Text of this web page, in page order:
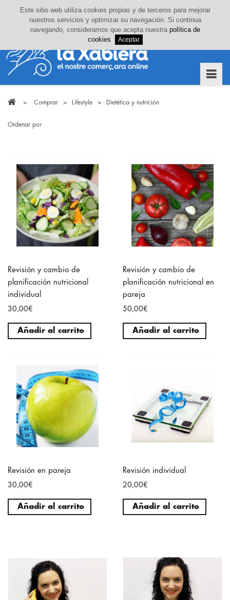
Iniciar sesión o crea tu cuenta
> Comprar > Lifestyle > Dietética y nutrición
Ordenar por
Revisión y cambio de
planificación nutricional
individual
30,00€
Añadir al carrito
Revisión y cambio de
planificación nutricional en
pareja
50,00€
Añadir al carrito
Revisión en pareja
30,00€
Añadir al carrito
Revisión individual
20,00€
Añadir al carrito
Este sitio web utiliza cookies propias y de terceros para mejorar
nuestros servicios y optimizar su navegación. Si continua
navegando, consideramos que acepta nuestra política de
cookies